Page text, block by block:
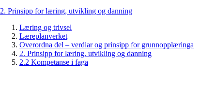
2. Prinsipp for læring, utvikling og danning
Læring og trivsel
Læreplanverket
Overordna del – verdiar og prinsipp for grunnopplæringa
2. Prinsipp for læring, utvikling og danning
2.2 Kompetanse i faga